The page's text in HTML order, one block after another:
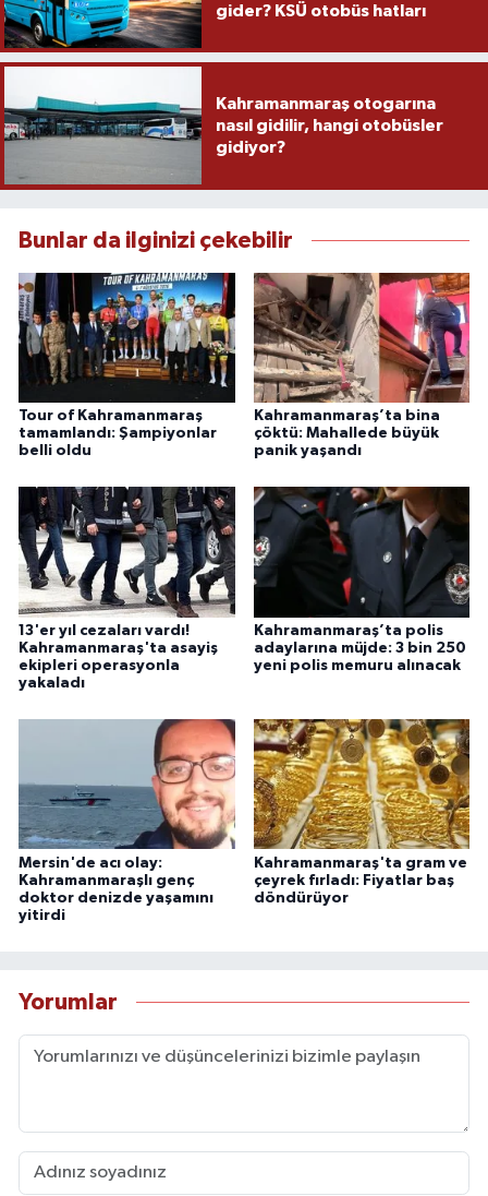
gider? KSÜ otobüs hatları
Kahramanmaraş otogarına
nasıl gidilir, hangi otobüsler
gidiyor?
Bunlar da ilginizi çekebilir
Tour of Kahramanmaraş
tamamlandı: Şampiyonlar
belli oldu
Kahramanmaraş’ta bina
çöktü: Mahallede büyük
panik yaşandı
13'er yıl cezaları vardı!
Kahramanmaraş'ta asayiş
ekipleri operasyonla
yakaladı
Kahramanmaraş’ta polis
adaylarına müjde: 3 bin 250
yeni polis memuru alınacak
Mersin'de acı olay:
Kahramanmaraşlı genç
doktor denizde yaşamını
yitirdi
Kahramanmaraş'ta gram ve
çeyrek fırladı: Fiyatlar baş
döndürüyor
Yorumlar